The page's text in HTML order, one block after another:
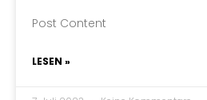
Post Content
LESEN »